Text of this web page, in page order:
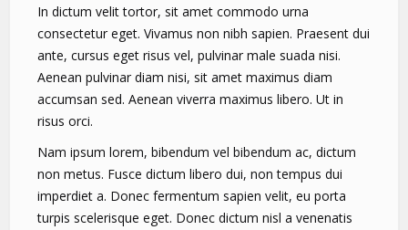
In dictum velit tortor, sit amet commodo urna
consectetur eget. Vivamus non nibh sapien. Praesent dui
ante, cursus eget risus vel, pulvinar male suada nisi.
Aenean pulvinar diam nisi, sit amet maximus diam
accumsan sed. Aenean viverra maximus libero. Ut in
risus orci.
Nam ipsum lorem, bibendum vel bibendum ac, dictum
non metus. Fusce dictum libero dui, non tempus dui
imperdiet a. Donec fermentum sapien velit, eu porta
turpis scelerisque eget. Donec dictum nisl a venenatis